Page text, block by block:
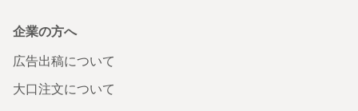
企業の方へ
広告出稿について
大口注文について